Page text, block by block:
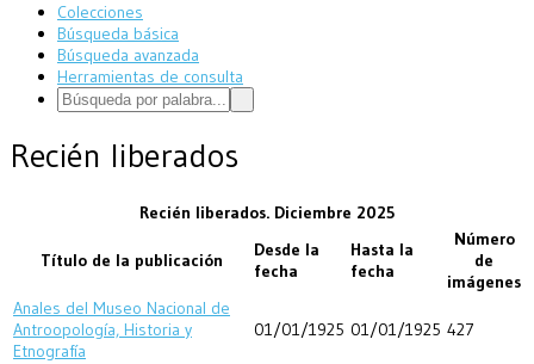
Colecciones
Búsqueda básica
Búsqueda avanzada
Herramientas de consulta
Recién liberados
Recién liberados. Diciembre 2025
Título de la publicación
Desde la
fecha
Hasta la
fecha
Número
de
imágenes
Anales del Museo Nacional de
Antroopología, Historia y
Etnografía
01/01/1925 01/01/1925 427